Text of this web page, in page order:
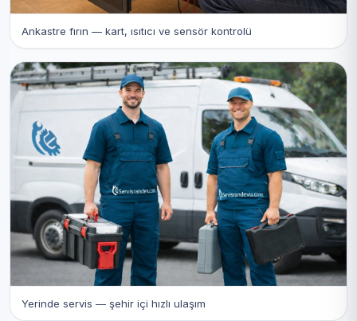
Ankastre fırın — kart, ısıtıcı ve sensör kontrolü
Yerinde servis — şehir içi hızlı ulaşım